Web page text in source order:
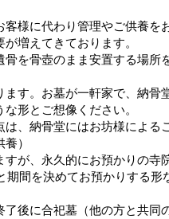
様に代わり管理やご供養を
増えてきております。
を骨壺のまま安置する場所
す。お墓が一軒家で、納骨
形とご想像ください。
、納骨堂にはお坊様による
）
が、永久的にお預かりの寺
期間を決めてお預かりする形
後に合祀墓（他の方と共同